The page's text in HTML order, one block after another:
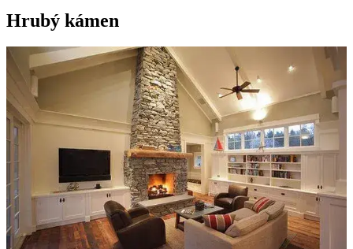
Hrubý kámen